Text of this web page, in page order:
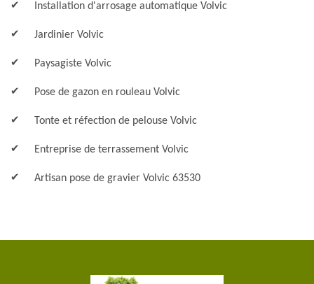
Installation d'arrosage automatique Volvic
Jardinier Volvic
Paysagiste Volvic
Pose de gazon en rouleau Volvic
Tonte et réfection de pelouse Volvic
Entreprise de terrassement Volvic
Artisan pose de gravier Volvic 63530